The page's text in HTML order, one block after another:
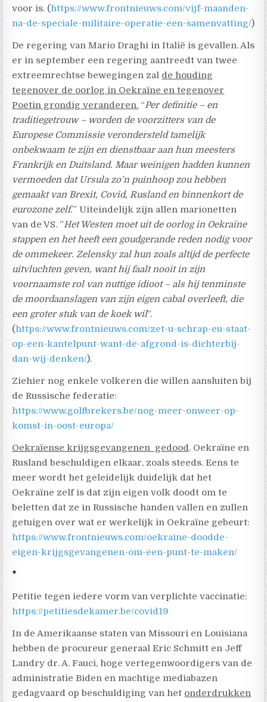
voor is. (https://www.frontnieuws.com/vijf-maanden-
na-de-speciale-militaire-operatie-een-samenvatting/)
De regering van Mario Draghi in Italië is gevallen. Als
er in september een regering aantreedt van twee
extreemrechtse bewegingen zal de houding
tegenover de oorlog in Oekraïne en tegenover
Poetin grondig veranderen. “Per definitie – en
traditiegetrouw – worden de voorzitters van de
Europese Commissie verondersteld tamelijk
onbekwaam te zijn en dienstbaar aan hun meesters
Frankrijk en Duitsland. Maar weinigen hadden kunnen
vermoeden dat Ursula zo’n puinhoop zou hebben
gemaakt van Brexit, Covid, Rusland en binnenkort de
eurozone zelf.” Uiteindelijk zijn allen marionetten
van de VS. ”Het Westen moet uit de oorlog in Oekraïne
stappen en het heeft een goudgerande reden nodig voor
de ommekeer. Zelensky zal hun zoals altijd de perfecte
uitvluchten geven, want hij faalt nooit in zijn
voornaamste rol van nuttige idioot – als hij tenminste
de moordaanslagen van zijn eigen cabal overleeft, die
een groter stuk van de koek wil”.
(https://www.frontnieuws.com/zet-u-schrap-eu-staat-
op-een-kantelpunt-want-de-afgrond-is-dichterbij-
dan-wij-denken/).
Ziehier nog enkele volkeren die willen aansluiten bij
de Russische federatie:
https://www.golfbrekers.be/nog-meer-onweer-op-
komst-in-oost-europa/
Oekraïense krijgsgevangenen gedood. Oekraïne en
Rusland beschuldigen elkaar, zoals steeds. Eens te
meer wordt het geleidelijk duidelijk dat het
Oekraïne zelf is dat zijn eigen volk doodt om te
beletten dat ze in Russische handen vallen en zullen
getuigen over wat er werkelijk in Oekraïne gebeurt:
https://www.frontnieuws.com/oekraine-doodde-
eigen-krijgsgevangenen-om-een-punt-te-maken/
*
Petitie tegen iedere vorm van verplichte vaccinatie:
https://petitiesdekamer.be/covid19
In de Amerikaanse staten van Missouri en Louisiana
hebben de procureur generaal Eric Schmitt en Jeff
Landry dr. A. Fauci, hoge vertegenwoordigers van de
administratie Biden en machtige mediabazen
gedagvaard op beschuldiging van het onderdrukken